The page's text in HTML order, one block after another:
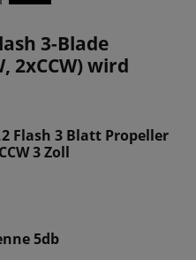
3-Blade
2xCCW) wird
Flash 3 Blatt Propeller
3 Zoll
5db